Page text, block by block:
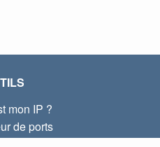
mon IP ?
de ports